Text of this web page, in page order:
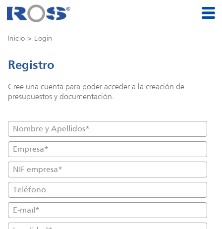
Inicio > Login
Registro
Cree una cuenta para poder acceder a la creación de
presupuestos y documentación.